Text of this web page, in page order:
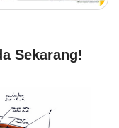
Sekarang!